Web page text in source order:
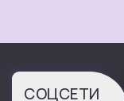
СОЦСЕТИ